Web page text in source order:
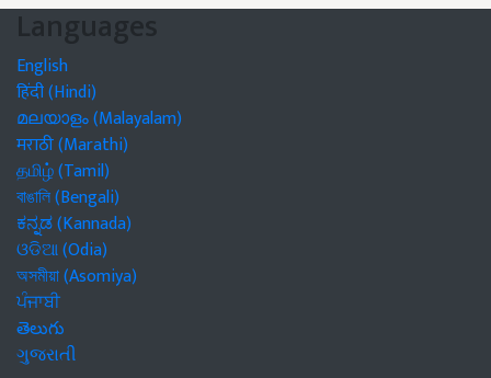
Languages
English
हिंदी (Hindi)
മലയാളം (Malayalam)
मराठी (Marathi)
தமிழ் (Tamil)
বাঙালি (Bengali)
ಕನ್ನಡ (Kannada)
ଓଡିଆ (Odia)
অসমীয়া (Asomiya)
ਪੰਜਾਬੀ
తెలుగు
ગુજરાતી